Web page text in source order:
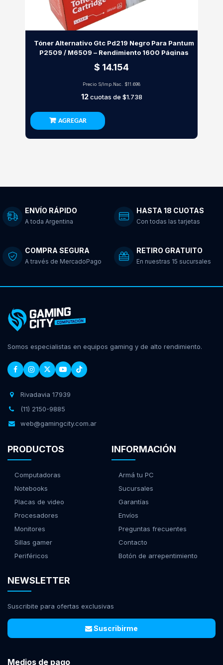
Tóner Alternativo Gtc Pd219 Negro Para Pantum
P2509 / M6509 – Rendimiento 1600 Páginas
$ 14.154
Precio S/Imp.Nac. $11.698
12cuotas de $1.738
AGREGAR
ENVÍO RÁPIDO
A toda Argentina
HASTA 18 CUOTAS
Con todas las tarjetas
COMPRA SEGURA
A través de MercadoPago
RETIRO GRATUITO
En nuestras 15 sucursales
Somos especialistas en equipos gaming y de alto rendimiento.
Rivadavia 17939
(11) 2150-9885
web@gamingcity.com.ar
PRODUCTOS
Computadoras
Notebooks
Placas de video
Procesadores
Monitores
Sillas gamer
Periféricos
INFORMACIÓN
Armá tu PC
Sucursales
Garantías
Envíos
Preguntas frecuentes
Contacto
Botón de arrepentimiento
NEWSLETTER
Suscribite para ofertas exclusivas
Suscribirme
Medios de pago